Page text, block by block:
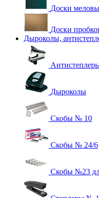
Доски
Доски
Дыроколы,
Дыроколы
Скобы № 10
Скобы № 24/6
Скобы №23